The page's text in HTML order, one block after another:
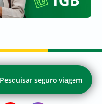
Pesquisar seguro viagem